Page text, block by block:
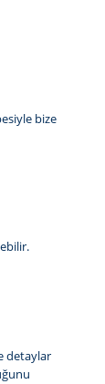
bize
detaylar